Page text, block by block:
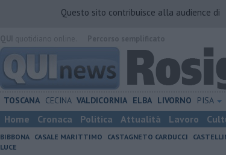
Questo sito contribuisce alla audience di
TOSCANA CECINA VALDICORNIA ELBA LIVORNO PISA
Home Cronaca Politica Attualità Lavoro
BIBBONA CASALE MARITTIMO CASTAGNETO CARDUCCI
LUCE